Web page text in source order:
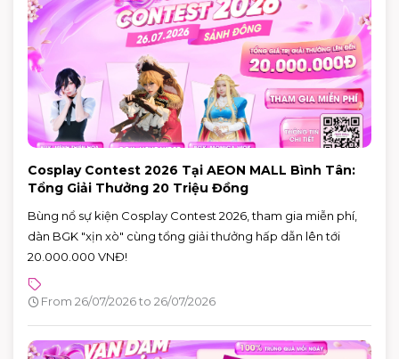
Cosplay Contest 2026 Tại AEON MALL Bình Tân:
Tổng Giải Thưởng 20 Triệu Đồng
Bùng nổ sự kiện Cosplay Contest 2026, tham gia miễn phí,
dàn BGK "xịn xò" cùng tổng giải thưởng hấp dẫn lên tới
20.000.000 VNĐ!
From 26/07/2026 to 26/07/2026